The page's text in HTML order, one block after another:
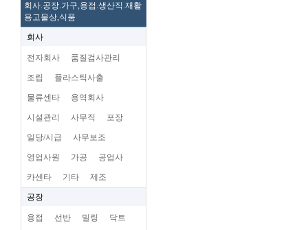
회사.공장.가구,용접.생산직.재활
용고물상,식품
회사
전자회사 품질검사관리
조립 플라스틱사출
물류센타 용역회사
시설관리 사무직 포장
일당/시급 사무보조
영업사원 가공 공업사
카센타 기타 제조
공장
용접 선반 밀링 닥트